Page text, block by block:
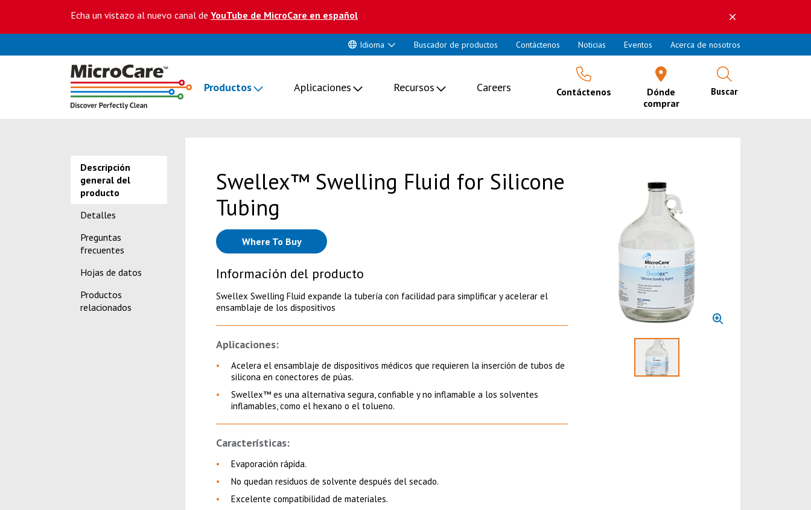
Echa un vistazo al nuevo canal de YouTube de MicroCare en español
Idioma Buscador de productos Contáctenos Noticias Eventos Acerca de nosotros
Productos Aplicaciones Recursos Careers Contáctenos
Dónde
comprar
Buscar
Descripción
general del
producto
Detalles
Preguntas
frecuentes
Hojas de datos
Productos
relacionados
Swellex™ Swelling Fluid for Silicone
Tubing
Where To Buy
Select to display product image 1
Información del producto
Swellex Swelling Fluid expande la tubería con facilidad para simplificar y acelerar el
ensamblaje de los dispositivos
Aplicaciones:
Acelera el ensamblaje de dispositivos médicos que requieren la inserción de tubos de
silicona en conectores de púas.
Swellex™ es una alternativa segura, confiable y no inflamable a los solventes
inflamables, como el hexano o el tolueno.
Características:
Evaporación rápida.
No quedan residuos de solvente después del secado.
Excelente compatibilidad de materiales.